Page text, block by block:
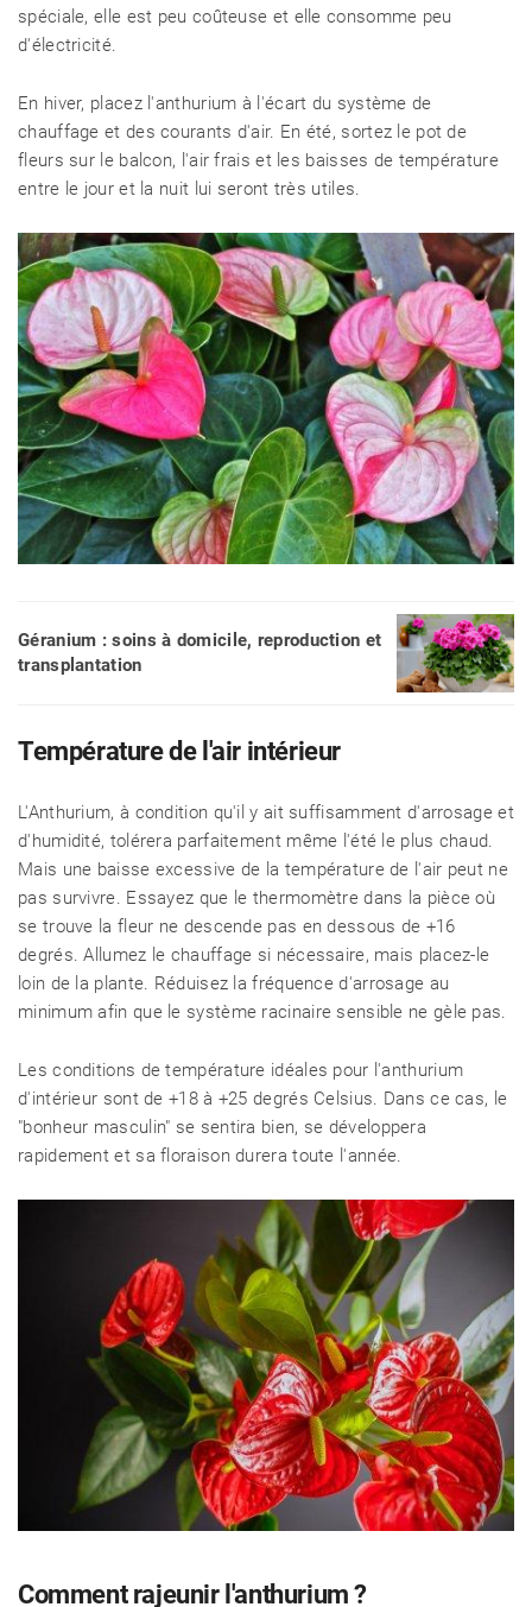
spéciale, elle est peu coûteuse et elle consomme peu
d'électricité.
En hiver, placez l'anthurium à l'écart du système de
chauffage et des courants d'air. En été, sortez le pot de
fleurs sur le balcon, l'air frais et les baisses de température
entre le jour et la nuit lui seront très utiles.
Géranium : soins à domicile, reproduction et
transplantation
Température de l'air intérieur
L'Anthurium, à condition qu'il y ait suffisamment d'arrosage et
d'humidité, tolérera parfaitement même l'été le plus chaud.
Mais une baisse excessive de la température de l'air peut ne
pas survivre. Essayez que le thermomètre dans la pièce où
se trouve la fleur ne descende pas en dessous de +16
degrés. Allumez le chauffage si nécessaire, mais placez-le
loin de la plante. Réduisez la fréquence d'arrosage au
minimum afin que le système racinaire sensible ne gèle pas.
Les conditions de température idéales pour l'anthurium
d'intérieur sont de +18 à +25 degrés Celsius. Dans ce cas, le
"bonheur masculin" se sentira bien, se développera
rapidement et sa floraison durera toute l'année.
Comment rajeunir l'anthurium ?